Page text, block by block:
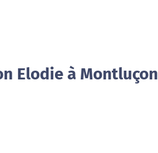
Elodie à Montluçon